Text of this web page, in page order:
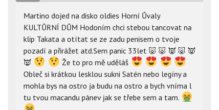
Martino dojed na disko oldies Horní Ůvaly
KULTŮRNÍ DŮM Hodoním chci stebou tancovat na
klip Takata a otítat se ze zadu penisem o tvoje
pozadí a přirážet atd.Sem panic 33let 🐷 🐷 👿 🐷 👿
👿
Že to pro mě uděláš
Obleč si krátkou lesklou sukni Satén nebo legíny a
mohla bys na ostro ja budu na ostro a bych vníma l
tu tvou macandu pánev jak se třebe sem a tam.